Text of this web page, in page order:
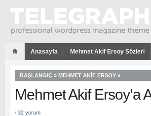
Anasayfa Mehmet Akif Ersoy Sözleri
BAŞLANGIÇ » MEHMET AKIF ERSOY »
Mehmet Akif Ersoy’a
/ 32 yorum